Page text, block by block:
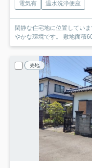
電気有
温水洗浄便座
閑静な住宅地に位置してい
やかな環境で
売地